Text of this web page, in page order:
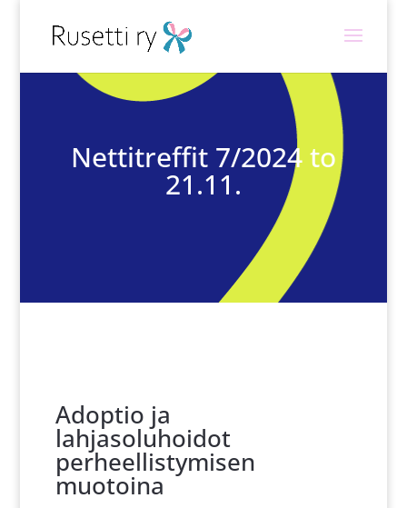
Nettitreffit 7/2024 to
21.11.
Adoptio ja
lahjasoluhoidot
perheellistymisen
muotoina